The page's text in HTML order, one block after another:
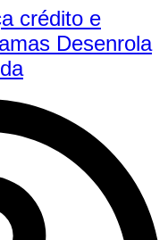
crédito e
Desenrola